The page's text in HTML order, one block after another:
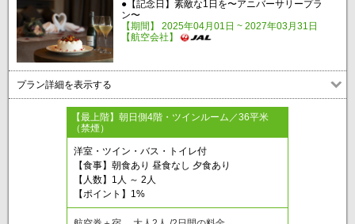
●【記念日】素敵な1日を〜アニバーサリープラ
ン〜
【期間】 2025年04月01日 ~ 2027年03月31日
【航空会社】
プラン詳細を表示する
【最上階】朝日側4階・ツインルーム／36平米
（禁煙）
洋室・ツイン・バス・トイレ付
【食事】朝食あり 昼食なし 夕食あり
【人数】1人 ～ 2人
【ポイント】1%